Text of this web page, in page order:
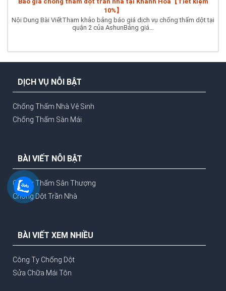
10%】
Nội Dung Bài ViếtTham khảo bảng báo giá dịch vụ chống thấm dột tại
quận 2 của AshunBảng giá...
DỊCH VỤ NỖI BẬT
Chống Thấm Nhà Vệ Sinh
Chống Thấm Sàn Mái
BÀI VIẾT NỖI BẬT
Chống Thấm Sân Thượng
Chống Dột Trần Nhà
BÀI VIẾT XEM NHIỀU
Công Ty Chống Dột
Sửa Chữa Mái Tôn